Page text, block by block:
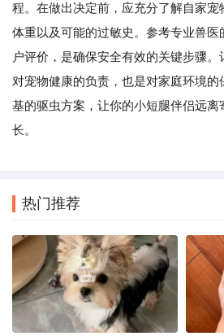
程。在做出决定前，应充分了解自家宠
体重以及可能的过敏史。参考专业兽医
户评价，是确保安全有效的关键步骤
对宠物健康的负责，也是对家庭环境
基的驱虫方案，让你的小短腿伴侣远
长。
热门推荐